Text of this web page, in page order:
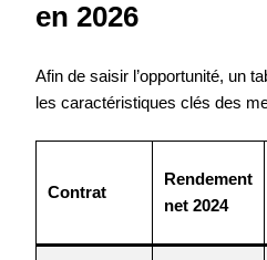
en 2026
Afin de saisir l’opportunité, un
les caractéristiques clés des
Contrat
Rendement
net 2024